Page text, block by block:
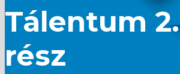
Tálentum 2.
rész